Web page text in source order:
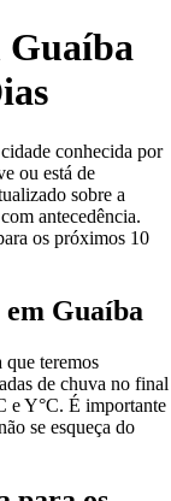
Guaíba
conhecida por
ou está de
sobre a
antecedência.
os próximos 10
Guaíba
teremos
de chuva no final
e Y°C. É importante
se esqueça do